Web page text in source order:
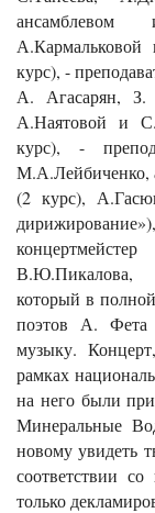
ансамблевом
курс), -
А. Агасарян, З.
А.Наятовой и
курс), -
М.А.Лейбиченко,
(2 курс),
В.Ю.Пикалова,
который в
поэтов А.
музыку.
рамках
на него были
Минеральные
новому увидеть
соответствии
только